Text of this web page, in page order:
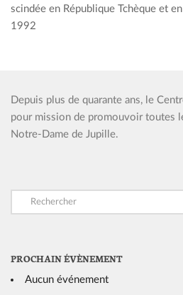
scindée en République Tchèque et
1992
Depuis plus de quarante ans, le
pour mission de promouvoir toutes
Notre-Dame de Jupille.
PROCHAIN ÉVÈNEMENT
Aucun événement